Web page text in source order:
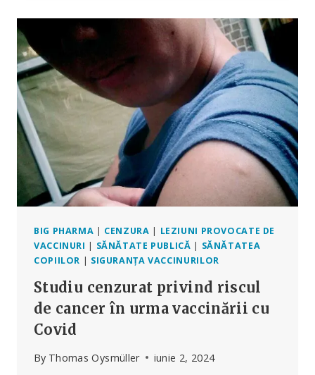
OPOZANȚII
VACCINURILOR
BIG PHARMA | CENZURA | LEZIUNI PROVOCATE DE
VACCINURI | SĂNĂTATE PUBLICĂ | SĂNĂTATEA
COPIILOR | SIGURANȚA VACCINURILOR
Studiu cenzurat privind riscul
de cancer în urma vaccinării cu
Covid
By Thomas Oysmüller iunie 2, 2024